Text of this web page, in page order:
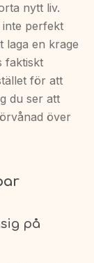
nytt liv.
inte perfekt
laga en krage
faktiskt
för att
du ser att
över
på